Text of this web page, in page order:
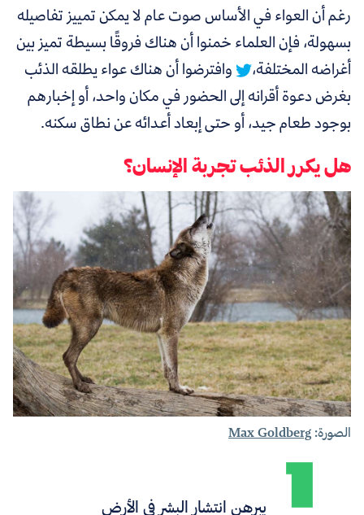
رغم أن العواء في الأساس صوت عام لا يمكن تمييز تفاصيله
بسهولة،فإن العلماء خمنوا أن هناك فروقًا بسيطة تميز بين
أغراضه المختلفة،
وافترضوا أن هناك عواء يطلقه الذئب
بغرض دعوة أقرانه إلى الحضور في مكان واحد، أو إخبارهم
بوجود طعام جيد، أو حتى إبعاد أعدائه عن نطاق سكنه.
هل يكرر الذئب تجربة الإنسان؟
الصورة:Max Goldberg
يبرهن انتشار البشر في الأرض